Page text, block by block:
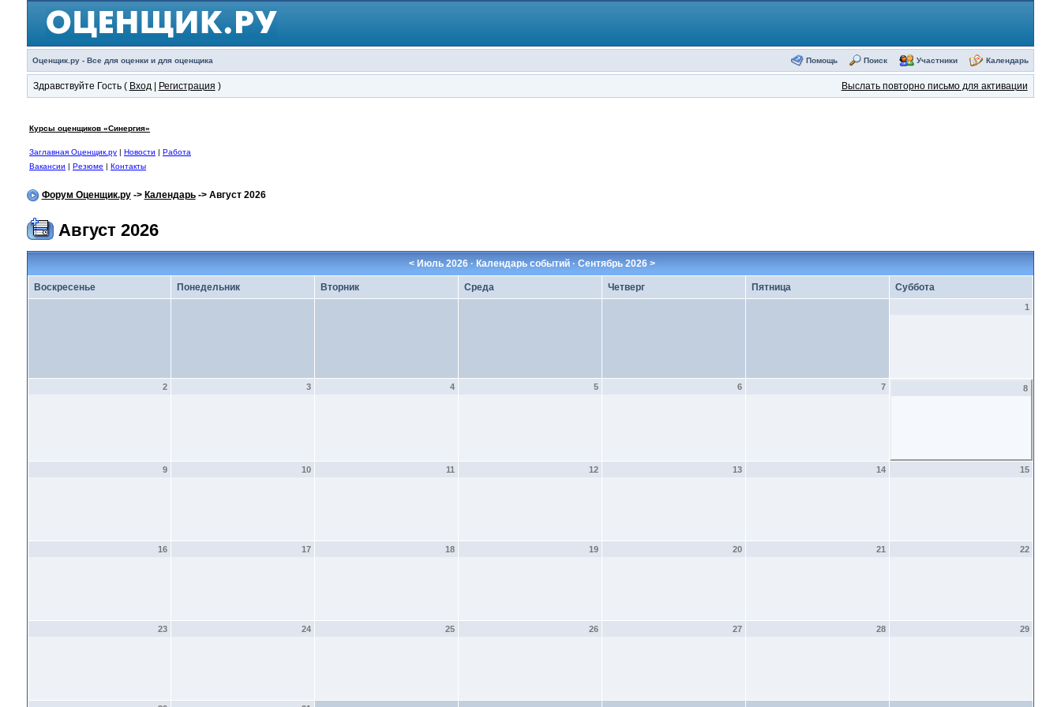
Оценщик.ру - Все для оценки и для оценщика Помощь Поиск Участники Календарь
Здравствуйте Гость ( Вход| Регистрация ) Выслать повторно письмо для активации
Курсы оценщиков «Синергия»
Заглавная Оценщик.ру| Новости | Работа
Вакансии | Резюме | Контакты
Форум Оценщик.ру-> Календарь-> Август 2026
Август 2026
< Июль 2026 · Календарь событий ·Сентябрь 2026 >
Воскресенье Понедельник Вторник Среда Четверг Пятница Суббота
1
2 3 4 5 6 7 8
9 10 11 12 13 14 15
16 17 18 19 20 21 22
23 24 25 26 27 28 29